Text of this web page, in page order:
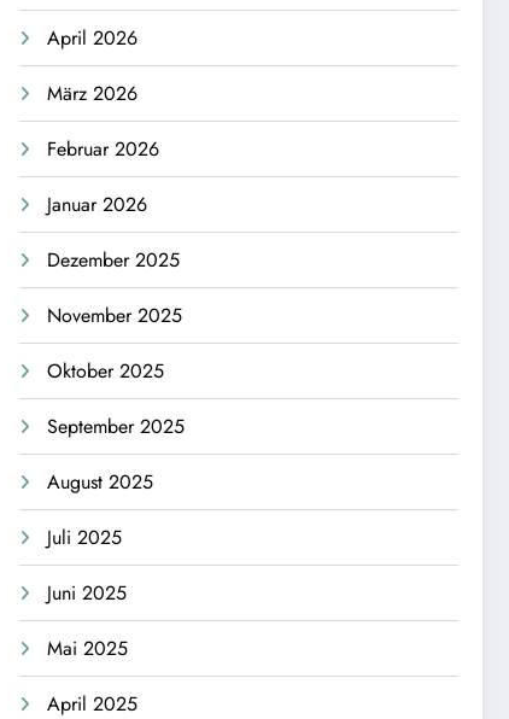
April 2026
März 2026
Februar 2026
Januar 2026
Dezember 2025
November 2025
Oktober 2025
September 2025
August 2025
Juli 2025
Juni 2025
Mai 2025
April 2025